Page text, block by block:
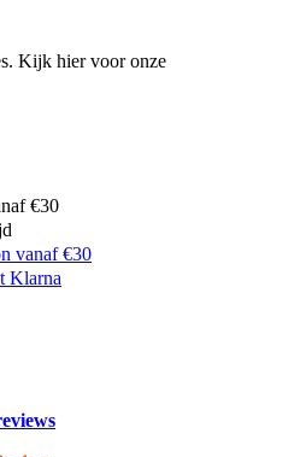
Kijk hier voor onze
€30
vanaf €30
Klarna